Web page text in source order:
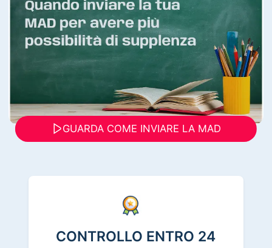
GUARDA COME INVIARE LA MAD
CONTROLLO ENTRO 24